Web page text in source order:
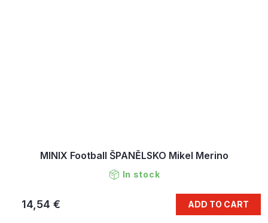
MINIX Football ŠPANĚLSKO Mikel Merino
In stock
14,54 € ADD TO CART